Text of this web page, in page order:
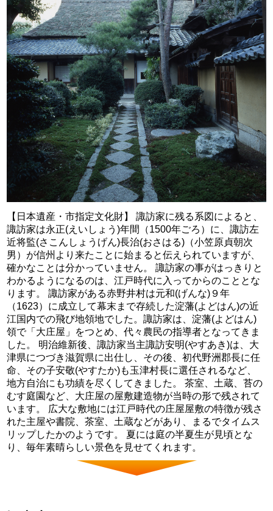
【日本遺産・市指定文化財】 諏訪家に残る系図によると、
諏訪家は永正(えいしょう)年間（1500年ごろ）に、諏訪左
近将監(さこんしょうげん)長治(おさはる)（小笠原貞朝次
男）が信州より来たことに始まると伝えられていますが、
確かなことは分かっていません。 諏訪家の事がはっきりと
わかるようになるのは、江戸時代に入ってからのこととな
ります。 諏訪家がある赤野井村は元和(げんな)９年
（1623）に成立して幕末まで存続した淀藩(よどはん)の近
江国内での飛び地領地でした。諏訪家は、淀藩(よどはん)
領で「大庄屋」をつとめ、代々農民の指導者となってきま
した。 明治維新後、諏訪家当主諏訪安明(やすあき)は、大
津県につづき滋賀県に出仕し、その後、初代野洲郡長に任
命、その子安敬(やすたか)も玉津村長に選任されるなど、
地方自治にも功績を尽くしてきました。 茶室、土蔵、苔の
むす庭園など、大庄屋の屋敷建造物が当時の形で残されて
います。 広大な敷地には江戸時代の庄屋屋敷の特徴が残さ
れた主屋や書院、茶室、土蔵などがあり、まるでタイムス
リップしたかのようです。 夏には庭の半夏生が見頃とな
り、毎年素晴らしい景色を見せてくれます。